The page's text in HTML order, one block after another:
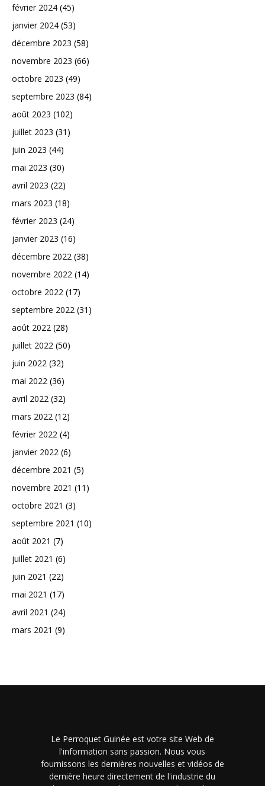
février 2024 (45)
janvier 2024 (53)
décembre 2023 (58)
novembre 2023 (66)
octobre 2023 (49)
septembre 2023 (84)
août 2023 (102)
juillet 2023 (31)
juin 2023 (44)
mai 2023 (30)
avril 2023 (22)
mars 2023 (18)
février 2023 (24)
janvier 2023 (16)
décembre 2022 (38)
novembre 2022 (14)
octobre 2022 (17)
septembre 2022 (31)
août 2022 (28)
juillet 2022 (50)
juin 2022 (32)
mai 2022 (36)
avril 2022 (32)
mars 2022 (12)
février 2022 (4)
janvier 2022 (6)
décembre 2021 (5)
novembre 2021 (11)
octobre 2021 (3)
septembre 2021 (10)
août 2021 (7)
juillet 2021 (6)
juin 2021 (22)
mai 2021 (17)
avril 2021 (24)
mars 2021 (9)
Le Perroquet Guinée est votre site Web de
l'information sans passion. Nous vous
fournissons les dernières nouvelles et vidéos de
dernière heure directement de l'industrie du